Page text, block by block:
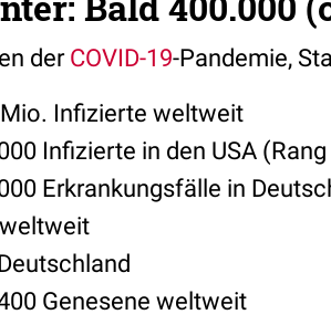
der COVID-19-Pandemie,
Infizierte weltweit
Infizierte in den USA (Rang
Erkrankungsfälle in
Genesene weltweit